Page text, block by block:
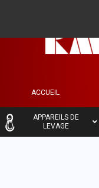
ACCUEIL
–
APPAREILS DE
LEVAGE